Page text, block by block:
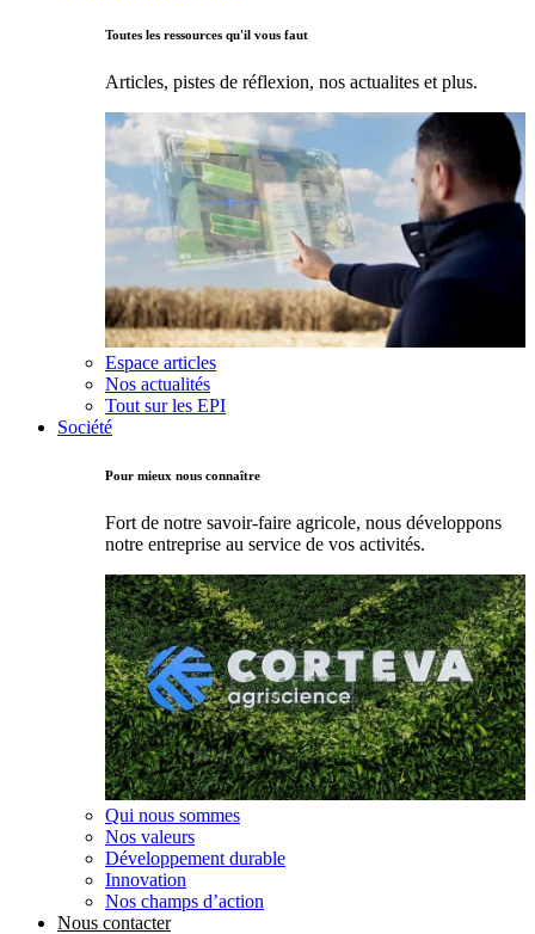
Toutes les ressources qu'il vous faut
Articles, pistes de réflexion, nos actualites et plus.
Espace articles
Nos actualités
Tout sur les EPI
Société
Pour mieux nous connaître
Fort de notre savoir-faire agricole, nous développons
notre entreprise au service de vos activités.
Qui nous sommes
Nos valeurs
Développement durable
Innovation
Nos champs d’action
Nous contacter